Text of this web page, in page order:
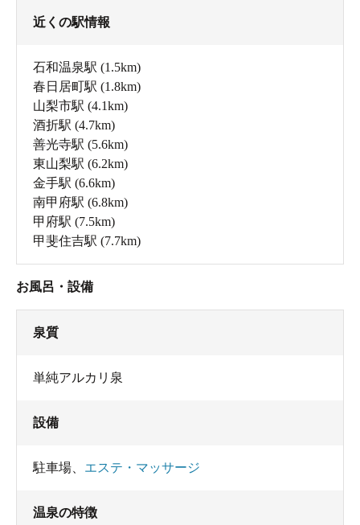
近くの駅情報
石和温泉駅 (1.5km)
春日居町駅 (1.8km)
山梨市駅 (4.1km)
酒折駅 (4.7km)
善光寺駅 (5.6km)
東山梨駅 (6.2km)
金手駅 (6.6km)
南甲府駅 (6.8km)
甲府駅 (7.5km)
甲斐住吉駅 (7.7km)
お風呂・設備
泉質
単純アルカリ泉
設備
駐車場 エステ・マッサージ
温泉の特徴